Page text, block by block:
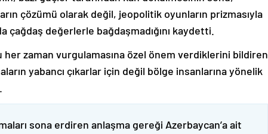
çözümü olarak değil, jeopolitik oyunların prizmasıyla
çağdaş değerlerle bağdaşmadığını kaydetti.
her zaman vurgulamasına özel önem verdiklerini bildiren
yabancı çıkarlar için değil bölge insanlarına yönelik
sona erdiren anlaşma gereği Azerbaycan’a ait